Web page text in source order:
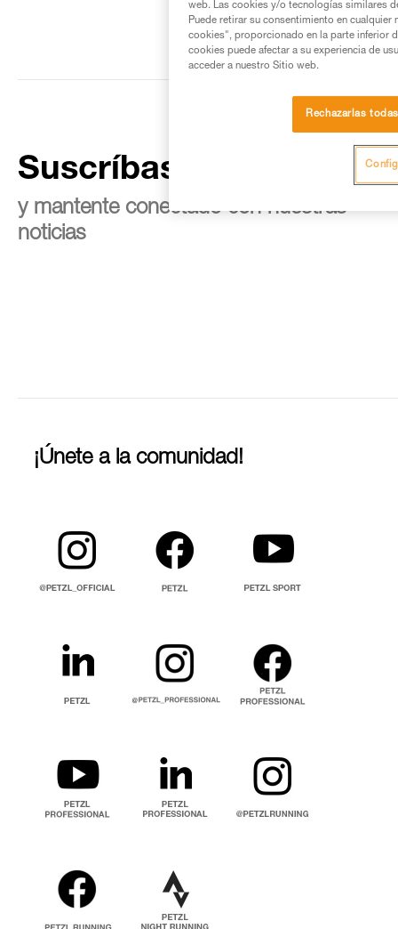
Suscríbase al boletín
y mantente conectado con nuestras
noticias
¡Únete a la comunidad!
web. Las cookies y/o tecnologías similares
Puede retirar su consentimiento en
cookies", proporcionado en la parte inferior
cookies puede afectar a su experiencia de
acceder a nuestro Sitio web.
Rechazarlas